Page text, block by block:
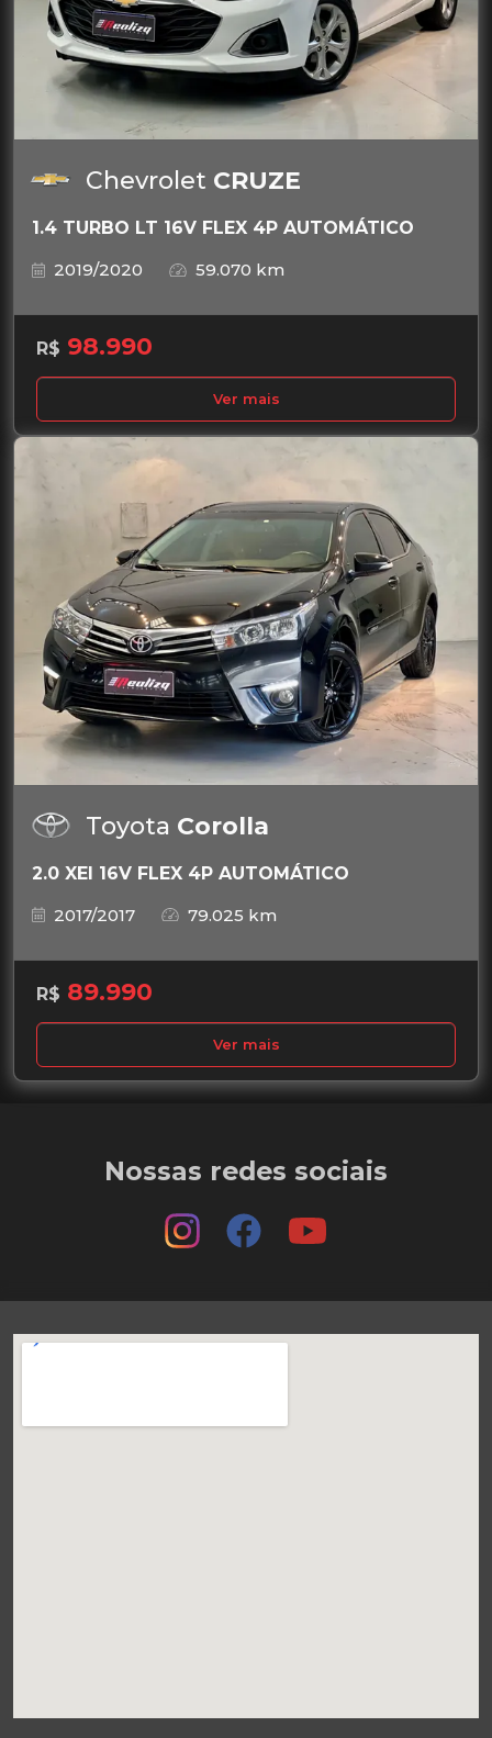
Chevrolet CRUZE
1.4 TURBO LT 16V FLEX 4P AUTOMÁTICO
2019/2020
59.070 km
R$ 98.990
Ver mais
Toyota Corolla
2.0 XEI 16V FLEX 4P AUTOMÁTICO
2017/2017
79.025 km
R$ 89.990
Ver mais
Nossas redes sociais